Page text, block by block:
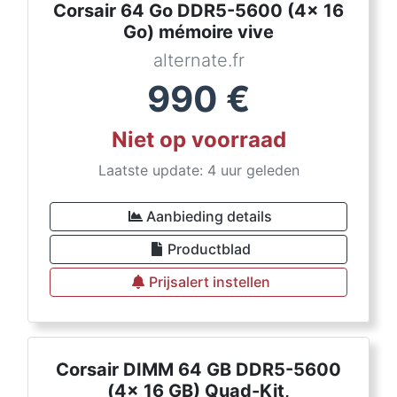
Corsair 64 Go DDR5-5600 (4x 16
Go) mémoire vive
alternate.fr
990 €
Niet op voorraad
Laatste update: 4 uur geleden
Aanbieding details
Productblad
Prijsalert instellen
Corsair DIMM 64 GB DDR5-5600
(4x 16 GB) Quad-Kit,